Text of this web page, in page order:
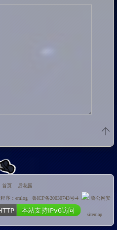
首页 后花园
程序：emlog 鲁ICP备20030743号-4 鲁公网安
sitemap